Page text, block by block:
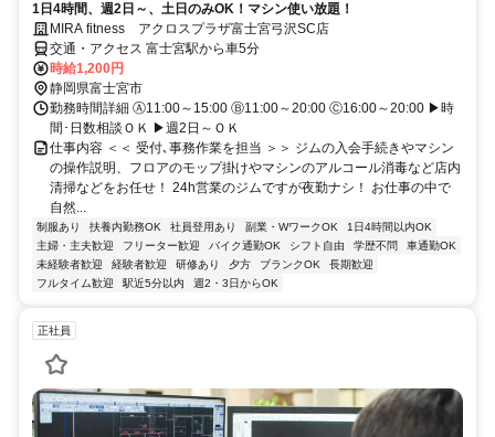
1日4時間、週2日～、土日のみOK！マシン使い放題！
MIRA fitness アクロスプラザ富士宮弓沢SC店
交通・アクセス 富士宮駅から車5分
時給1,200円
静岡県富士宮市
勤務時間詳細 Ⓐ11:00～15:00 Ⓑ11:00～20:00 Ⓒ16:00～20:00 ▶時
間･日数相談ＯＫ ▶週2日～ＯＫ
仕事内容 ＜＜ 受付､事務作業を担当 ＞＞ ジムの入会手続きやマシン
の操作説明、フロアのモップ掛けやマシンのアルコール消毒など店内
清掃などをお任せ！ 24h営業のジムですが夜勤ナシ！ お仕事の中で
自然...
制服あり 扶養内勤務OK 社員登用あり 副業・WワークOK
1日4時間以内OK
主婦・主夫歓迎
フリーター歓迎 バイク通勤OK シフト自由 学歴不問
車通勤OK
未経験者歓迎
経験者歓迎 研修あり 夕方 ブランクOK
長期歓迎
フルタイム歓迎
駅近5分以内 週2・3日からOK
正社員